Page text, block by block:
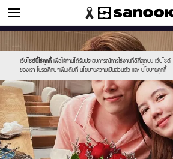
ข่าวบันเทิง
เว็บไซต์นี้ใช้คุกกี้ เพื่อให้ท่านได้รับประสบการณ์การใช้งานที่ดีที่สุดบน เว็บไซต์
ของเรา โปรดศึกษาเพิ่มเติมที่ นโยบายความเป็นส่วนตัว และ นโยบายคุกกี้
//s.isanook.com/sr/0/images/logo-
new-
sanook.png
//s.isanook.com/ns/0/ud/1752/8763966/11.jpg